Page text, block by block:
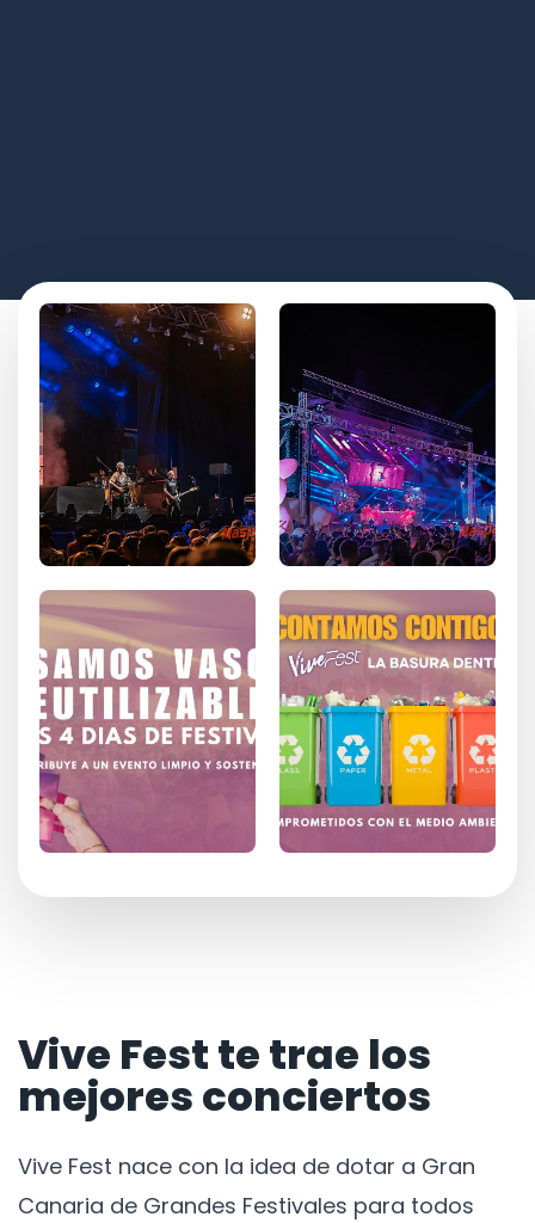
Vive Fest te trae los
mejores conciertos
Vive Fest nace con la idea de dotar a Gran
Canaria de Grandes Festivales para todos